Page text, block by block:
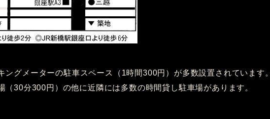
ングメーターの駐車スペース（1時間300円）が多数設置されています。
（30分300円）の他に近隣には多数の時間貸し駐車場があります。